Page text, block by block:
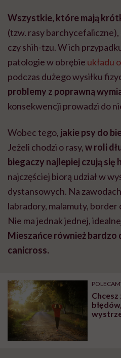
Wszystkie, które mają
(tzw. rasy
czy shih-tzu. W ich
patologie w obrębie układu
podczas dużego wysiłku
problemy z poprawną
konsekwencji prowadzi do
Wobec tego, jakie psy do
Jeżeli chodzi o rasy,w roli
biegaczy najlepiej czują się
najczęściej biorą udział w
dystansowych. Na
labradory, malamuty, border
Nie ma jednak jednej,
Mieszańce również bardzo
canicross.
Chcesz